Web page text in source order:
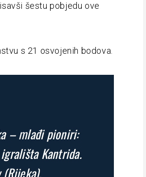
šestu pobjedu ove
s 21 osvojenih bodova.
– mlađi pioniri:
Kantrida.